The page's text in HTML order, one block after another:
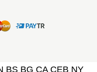
BS BG CA CEB NY